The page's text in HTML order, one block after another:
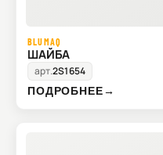
BLUMAQ
ШАЙБА
арт.2S1654
ПОДРОБНЕЕ→